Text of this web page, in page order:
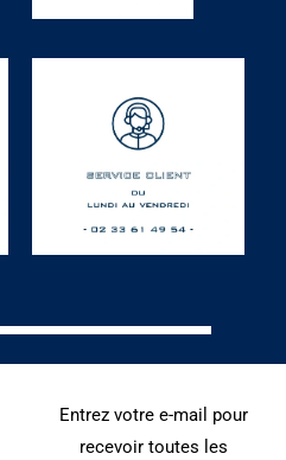
Entrez votre e-mail pour
recevoir toutes les